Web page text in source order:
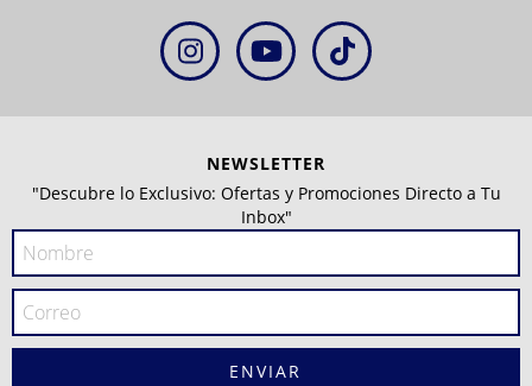
NEWSLETTER
"Descubre lo Exclusivo: Ofertas y Promociones Directo a Tu
Inbox"